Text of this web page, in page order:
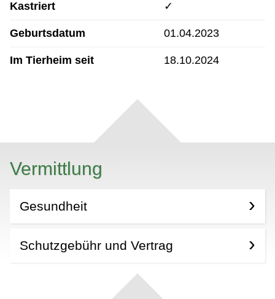
Kastriert ✓
Geburtsdatum 01.04.2023
Im Tierheim seit 18.10.2024
Vermittlung
Gesundheit
Schutzgebühr und Vertrag